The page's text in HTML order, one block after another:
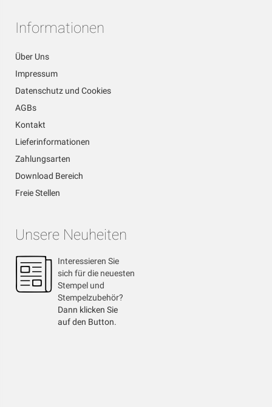
Informationen
Über Uns
Impressum
Datenschutz und Cookies
AGBs
Kontakt
Lieferinformationen
Zahlungsarten
Download Bereich
Freie Stellen
Unsere Neuheiten
Interessieren Sie
sich für die neuesten
Stempel und
Stempelzubehör?
Dann klicken Sie
auf den Button.